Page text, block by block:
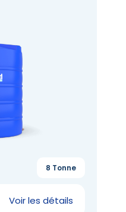
Voir les détails
8 Tonne